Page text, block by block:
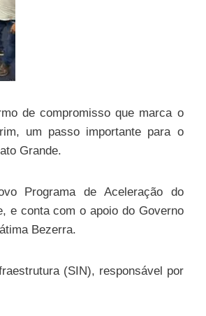
de compromisso que marca o
um passo importante para o
Grande.
Programa de Aceleração do
e conta com o apoio do Governo
Bezerra.
(SIN), responsável por